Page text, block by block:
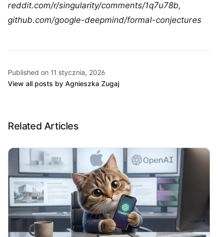
reddit.com/r/singularity/comments/1q7u78b,
github.com/google-deepmind/formal-conjectures
Published on 11 stycznia, 2026
View all posts by Agnieszka Zugaj
Related Articles